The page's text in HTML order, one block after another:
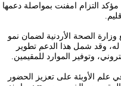
التزام امفنت بمواصلة دعمها
الصحة الأردنية لضمان نمو
له، وقد شمل هذا الدعم تطوير
وتوفير الموارد للمقيمين.
علم الأوبئة على تعزيز الحضور